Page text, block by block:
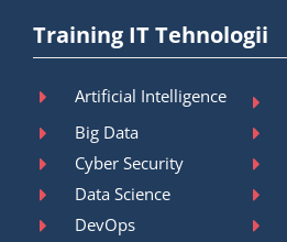
Training IT Tehnologii
Artificial Intelligence
Big Data
Cyber Security
Data Science
DevOps